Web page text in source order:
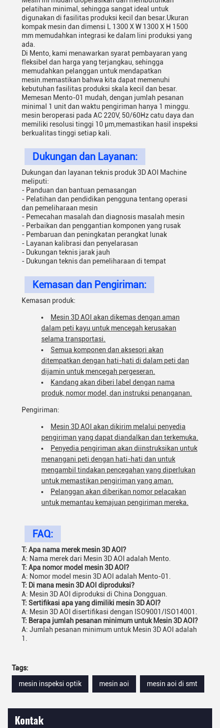
pelatihan minimal, sehingga sangat ideal untuk
digunakan di fasilitas produksi kecil dan besar.Ukuran
kompak mesin dan dimensi L 1300 X W 1300 X H 1500
mm memudahkan integrasi ke dalam lini produksi yang
ada.
Di Mento, kami menawarkan syarat pembayaran yang
fleksibel dan harga yang terjangkau, sehingga
memudahkan pelanggan untuk mendapatkan
mesin.memastikan bahwa kita dapat memenuhi
kebutuhan fasilitas produksi skala kecil dan besar.
Memesan Mento-01 mudah, dengan jumlah pesanan
minimal 1 unit dan waktu pengiriman hanya 1 minggu.
mesin beroperasi pada AC 220V, 50/60Hz catu daya dan
memiliki resolusi tinggi 10 μm,memastikan hasil inspeksi
berkualitas tinggi setiap kali.
Dukungan dan Layanan:
Dukungan dan layanan teknis produk 3D AOI Machine
meliputi:
- Panduan dan bantuan pemasangan
- Pelatihan dan pendidikan pengguna tentang operasi
dan pemeliharaan mesin
- Pemecahan masalah dan diagnosis masalah mesin
- Perbaikan dan penggantian komponen yang rusak
- Pembaruan dan peningkatan perangkat lunak
- Layanan kalibrasi dan penyelarasan
- Dukungan teknis jarak jauh
- Dukungan teknis dan pemeliharaan di tempat
Kemasan dan Pengiriman:
Kemasan produk:
Mesin 3D AOI akan dikemas dengan aman
dalam peti kayu untuk mencegah kerusakan
selama transportasi.
Semua komponen dan aksesori akan
ditempatkan dengan hati-hati di dalam peti dan
dijamin untuk mencegah pergeseran.
Kandang akan diberi label dengan nama
produk, nomor model, dan instruksi penanganan.
Pengiriman:
Mesin 3D AOI akan dikirim melalui penyedia
pengiriman yang dapat diandalkan dan terkemuka.
Penyedia pengiriman akan diinstruksikan untuk
menangani peti dengan hati-hati dan untuk
mengambil tindakan pencegahan yang diperlukan
untuk memastikan pengiriman yang aman.
Pelanggan akan diberikan nomor pelacakan
untuk memantau kemajuan pengiriman mereka.
FAQ:
T: Apa nama merek mesin 3D AOI?
A: Nama merek dari Mesin 3D AOI adalah Mento.
T: Apa nomor model mesin 3D AOI?
A: Nomor model mesin 3D AOI adalah Mento-01.
T: Di mana mesin 3D AOI diproduksi?
A: Mesin 3D AOI diproduksi di China Dongguan.
T: Sertifikasi apa yang dimiliki mesin 3D AOI?
A: Mesin 3D AOI disertifikasi dengan ISO9001/ISO14001.
T: Berapa jumlah pesanan minimum untuk Mesin 3D AOI?
A: Jumlah pesanan minimum untuk Mesin 3D AOI adalah
1.
Tags:
mesin inspeksi optik
mesin aoi mesin aoi di smt
Kontak